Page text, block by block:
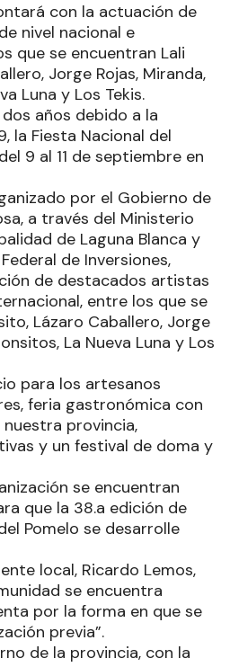
con la actuación de
nivel nacional e
que se encuentran Lali
Jorge Rojas, Miranda,
Luna y Los Tekis.
años debido a la
la Fiesta Nacional del
9 al 11 de septiembre en
por el Gobierno de
a través del Ministerio
de Laguna Blanca y
de Inversiones,
de destacados artistas
entre los que se
Lázaro Caballero, Jorge
La Nueva Luna y Los
para los artesanos
feria gastronómica con
provincia,
y un festival de doma y
se encuentran
que la 38.a edición de
Pomelo se desarrolle
local, Ricardo Lemos,
se encuentra
por la forma en que se
previa”.
de la provincia, con la